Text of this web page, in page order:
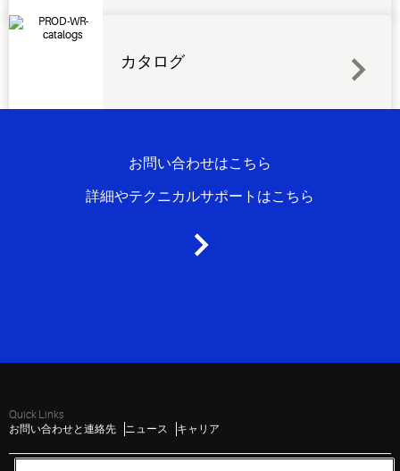
カタログ
お問い合わせはこちら
詳細やテクニカルサポートはこちら
Quick Links
お問い合わせと連絡先
ニュース キャリア